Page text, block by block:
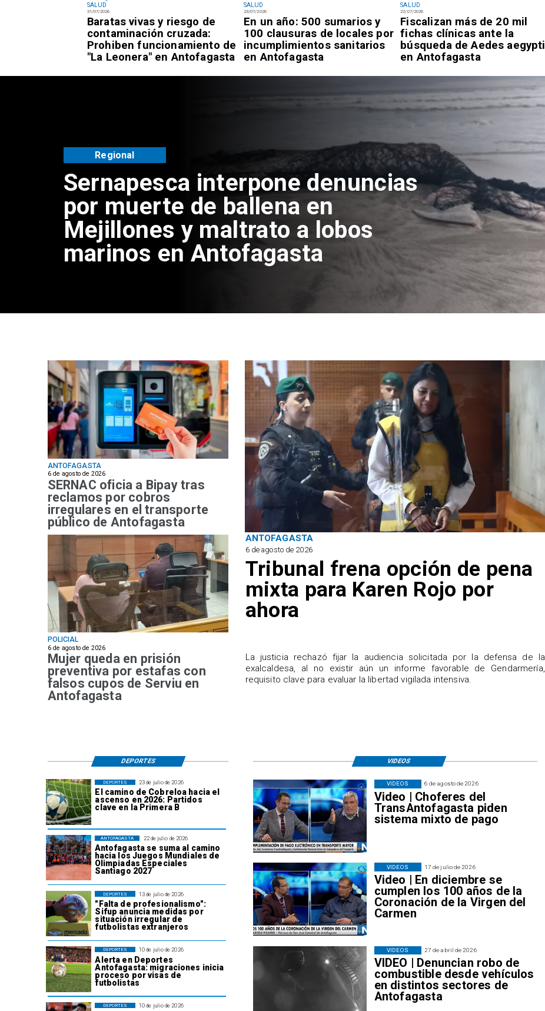
SALUD
31/07/2026
Baratas vivas y riesgo de
contaminación cruzada:
Prohiben funcionamiento de
"La Leonera" en Antofagasta
SALUD
23/07/2026
En un año: 500 sumarios y
100 clausuras de locales por
incumplimientos sanitarios
en Antofagasta
SALUD
22/07/2026
Fiscalizan más de 20 mil
fichas clínicas ante la
búsqueda de Aedes aegypti
en Antofagasta
Sernapesca interpone denuncias
por muerte de ballena en
Mejillones y maltrato a lobos
marinos en Antofagasta
Regional
ANTOFAGASTA
6 de agosto de 2026
SERNAC oficia a Bipay tras
reclamos por cobros
irregulares en el transporte
público de Antofagasta
ANTOFAGASTA
6 de agosto de 2026
Tribunal frena opción de pena
mixta para Karen Rojo por
ahora
​La justicia rechazó fijar la audiencia solicitada por la defensa de la
exalcaldesa, al no existir aún un informe favorable de Gendarmería,
requisito clave para evaluar la libertad vigilada intensiva.
POLICIAL
6 de agosto de 2026
Mujer queda en prisión
preventiva por estafas con
falsos cupos de Serviu en
Antofagasta
23 de julio de 2026
El camino de Cobreloa hacia el
ascenso en 2026: Partidos
clave en la Primera B
DEPORTES
22 de julio de 2026
Antofagasta se suma al camino
hacia los Juegos Mundiales de
Olimpiadas Especiales
Santiago 2027
ANTOFAGASTA
13 de julio de 2026
"Falta de profesionalismo":
Sifup anuncia medidas por
situación irregular de
futbolistas extranjeros
DEPORTES
10 de julio de 2026
Alerta en Deportes
Antofagasta: migraciones inicia
proceso por visas de
futbolistas
DEPORTES
10 de julio de 2026
DEPORTES
6 de agosto de 2026
Video | Choferes del
TransAntofagasta piden
sistema mixto de pago
VIDEOS
17 de julio de 2026
Video | En diciembre se
cumplen los 100 años de la
Coronación de la Virgen del
Carmen
VIDEOS
27 de abril de 2026
VIDEO | Denuncian robo de
combustible desde vehículos
en distintos sectores de
Antofagasta
VIDEOS
VIDEOS
DEPORTES